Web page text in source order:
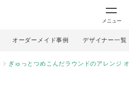
メニュー
オーダーメイド事例 デザイナー一覧
ぎゅっとつめこんだラウンドのアレンジ